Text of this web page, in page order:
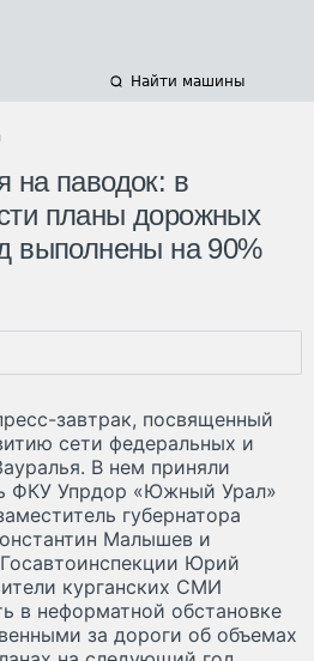
Найти машины
на паводок: в
планы дорожных
выполнены на 90%
завтрак, посвященный
сети федеральных и
В нем приняли
ФКУ Упрдор «Южный Урал»
губернатора
Малышев и
Юрий
курганских СМИ
в неформатной обстановке
за дороги об объемах